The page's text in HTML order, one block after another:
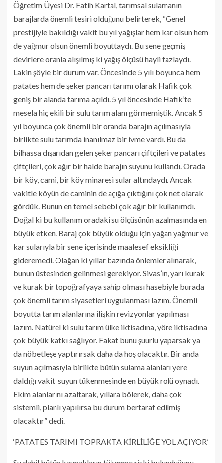
Öğretim Üyesi Dr. Fatih Kartal, tarımsal sulamanın
barajlarda önemli tesiri olduğunu belirterek, “Genel
prestijiyle bakıldığı vakit bu yıl yağışlar hem kar olsun hem
de yağmur olsun önemli boyuttaydı. Bu sene geçmiş
devirlere oranla alışılmış ki yağış ölçüsü hayli fazlaydı.
Lakin şöyle bir durum var. Öncesinde 5 yılı boyunca hem
patates hem de şeker pancarı tarımı olarak Hafik çok
geniş bir alanda tarıma açıldı. 5 yıl öncesinde Hafik’te
mesela hiç ekili bir sulu tarım alanı görmemiştik. Ancak 5
yıl boyunca çok önemli bir oranda barajın açılmasıyla
birlikte sulu tarımda inanılmaz bir ivme vardı. Bu da
bilhassa dışarıdan gelen şeker pancarı çiftçileri ve patates
çiftçileri, çok ağır bir halde barajın suyunu kullandı. Orada
bir köy, cami, bir köy minaresi sular altındaydı. Ancak
vakitle köyün de caminin de açığa çıktığını çok net olarak
gördük. Bunun en temel sebebi çok ağır bir kullanımdı.
Doğal ki bu kullanım oradaki su ölçüsünün azalmasında en
büyük etken. Baraj çok büyük olduğu için yağan yağmur ve
kar sularıyla bir sene içerisinde maalesef eksikliği
gideremedi. Olağan ki yıllar bazında önlemler alınarak,
bunun üstesinden gelinmesi gerekiyor. Sivas’ın, yarı kurak
ve kurak bir topoğrafyaya sahip olması hasebiyle burada
çok önemli tarım siyasetleri uygulanması lazım. Önemli
boyutta tarım alanlarına ilişkin revizyonlar yapılması
lazım. Natürel ki sulu tarım ülke iktisadına, yöre iktisadına
çok büyük katkı sağlıyor. Fakat bunu şuurlu yaparsak ya
da nöbetleşe yaptırırsak daha da hoş olacaktır. Bir anda
suyun açılmasıyla birlikte bütün sulama alanları yere
daldığı vakit, suyun tükenmesinde en büyük rolü oynadı.
Ekim alanlarını azaltarak, yıllara bölerek, daha çok
sistemli, planlı yapılırsa bu durum bertaraf edilmiş
olacaktır” dedi.
‘PATATES TARIMI TOPRAKTA KİRLİLİĞE YOL AÇIYOR’